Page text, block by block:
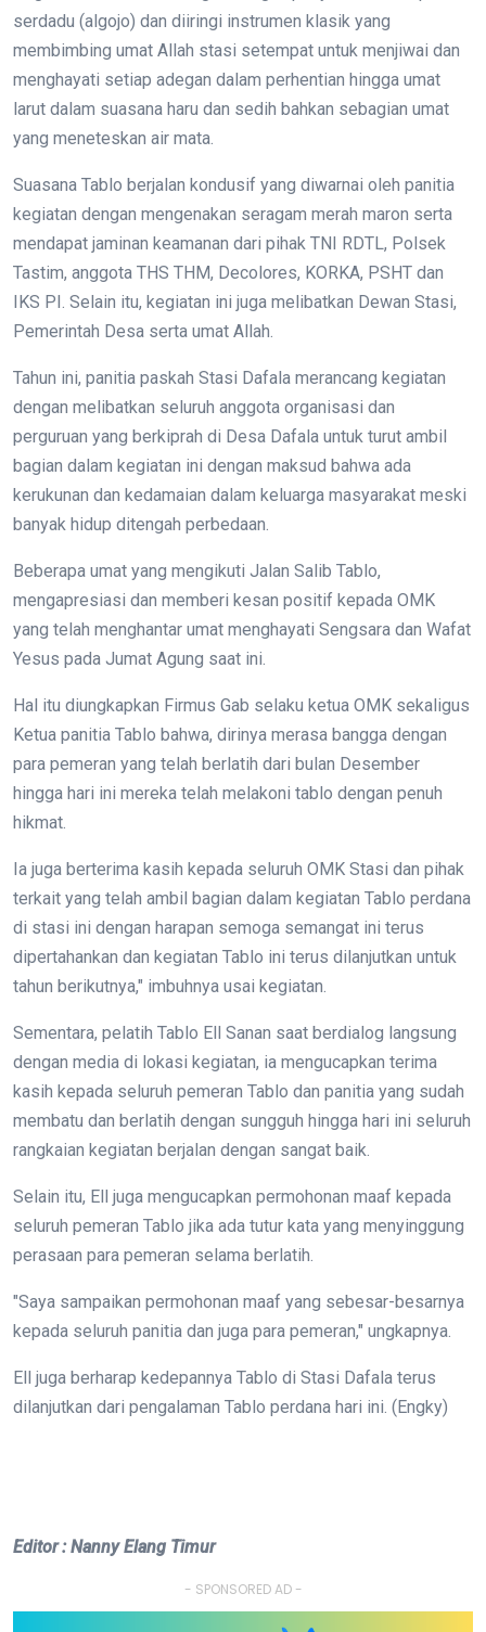
serdadu (algojo) dan diiringi instrumen klasik yang
membimbing umat Allah stasi setempat untuk menjiwai dan
menghayati setiap adegan dalam perhentian hingga umat
larut dalam suasana haru dan sedih bahkan sebagian umat
yang meneteskan air mata.
Suasana Tablo berjalan kondusif yang diwarnai oleh panitia
kegiatan dengan mengenakan seragam merah maron serta
mendapat jaminan keamanan dari pihak TNI RDTL, Polsek
Tastim, anggota THS THM, Decolores, KORKA, PSHT dan
IKS PI. Selain itu, kegiatan ini juga melibatkan Dewan Stasi,
Pemerintah Desa serta umat Allah.
Tahun ini, panitia paskah Stasi Dafala merancang kegiatan
dengan melibatkan seluruh anggota organisasi dan
perguruan yang berkiprah di Desa Dafala untuk turut ambil
bagian dalam kegiatan ini dengan maksud bahwa ada
kerukunan dan kedamaian dalam keluarga masyarakat meski
banyak hidup ditengah perbedaan.
Beberapa umat yang mengikuti Jalan Salib Tablo,
mengapresiasi dan memberi kesan positif kepada OMK
yang telah menghantar umat menghayati Sengsara dan Wafat
Yesus pada Jumat Agung saat ini.
Hal itu diungkapkan Firmus Gab selaku ketua OMK sekaligus
Ketua panitia Tablo bahwa, dirinya merasa bangga dengan
para pemeran yang telah berlatih dari bulan Desember
hingga hari ini mereka telah melakoni tablo dengan penuh
hikmat.
Ia juga berterima kasih kepada seluruh OMK Stasi dan pihak
terkait yang telah ambil bagian dalam kegiatan Tablo perdana
di stasi ini dengan harapan semoga semangat ini terus
dipertahankan dan kegiatan Tablo ini terus dilanjutkan untuk
tahun berikutnya," imbuhnya usai kegiatan.
Sementara, pelatih Tablo Ell Sanan saat berdialog langsung
dengan media di lokasi kegiatan, ia mengucapkan terima
kasih kepada seluruh pemeran Tablo dan panitia yang sudah
membatu dan berlatih dengan sungguh hingga hari ini seluruh
rangkaian kegiatan berjalan dengan sangat baik.
Selain itu, Ell juga mengucapkan permohonan maaf kepada
seluruh pemeran Tablo jika ada tutur kata yang menyinggung
perasaan para pemeran selama berlatih.
"Saya sampaikan permohonan maaf yang sebesar-besarnya
kepada seluruh panitia dan juga para pemeran," ungkapnya.
Ell juga berharap kedepannya Tablo di Stasi Dafala terus
dilanjutkan dari pengalaman Tablo perdana hari ini. (Engky)
Editor : Nanny Elang Timur
- SPONSORED AD -